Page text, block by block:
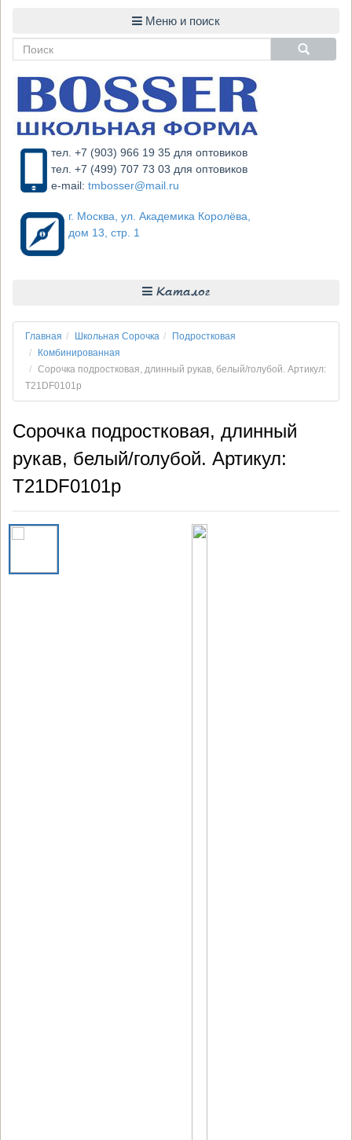
тел. +7 (903) 966 19 35 для оптовиков
тел. +7 (499) 707 73 03 для оптовиков
e-mail: tmbosser@mail.ru
г. Москва, ул. Академика Королёва,
дом 13, стр. 1
Каталог
Главная Школьная Сорочка
Подростковая
Комбинированная
Сорочка подростковая, длинный рукав, белый/голубой. Артикул:
T21DF0101p
Сорочка подростковая, длинный
рукав, белый/голубой. Артикул:
T21DF0101p